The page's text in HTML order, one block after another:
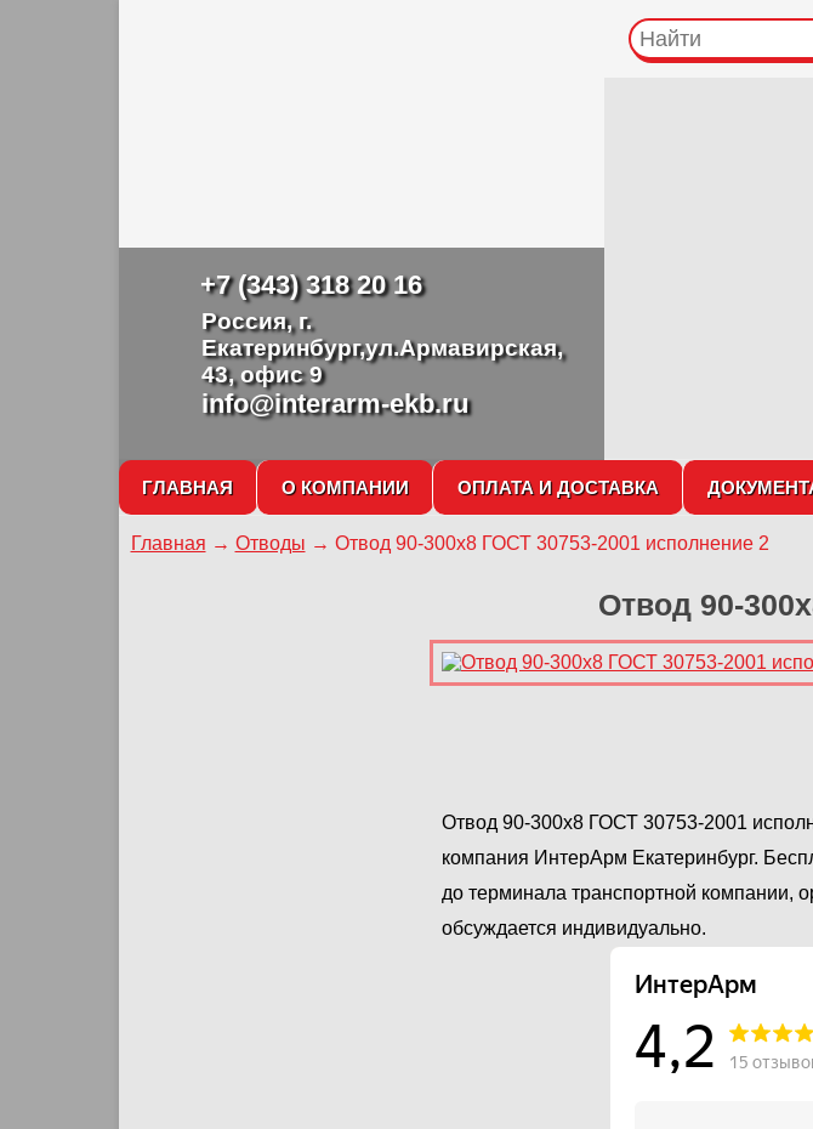
+7 (343) 318 20 16
Россия, г.
Екатеринбург,ул.Армавирская,
43, офис 9
info@interarm-ekb.ru
ГЛАВНАЯ О КОМПАНИИ ОПЛАТА И ДОСТАВКА
Главная → Отводы → Отвод 90-300х8 ГОСТ 30753-2001 исполнение 2
Отвод 90-
Отвод 90-300х8 ГОСТ 30753-2001
компания ИнтерАрм Екатеринбург.
до терминала транспортной компании,
обсуждается индивидуально.